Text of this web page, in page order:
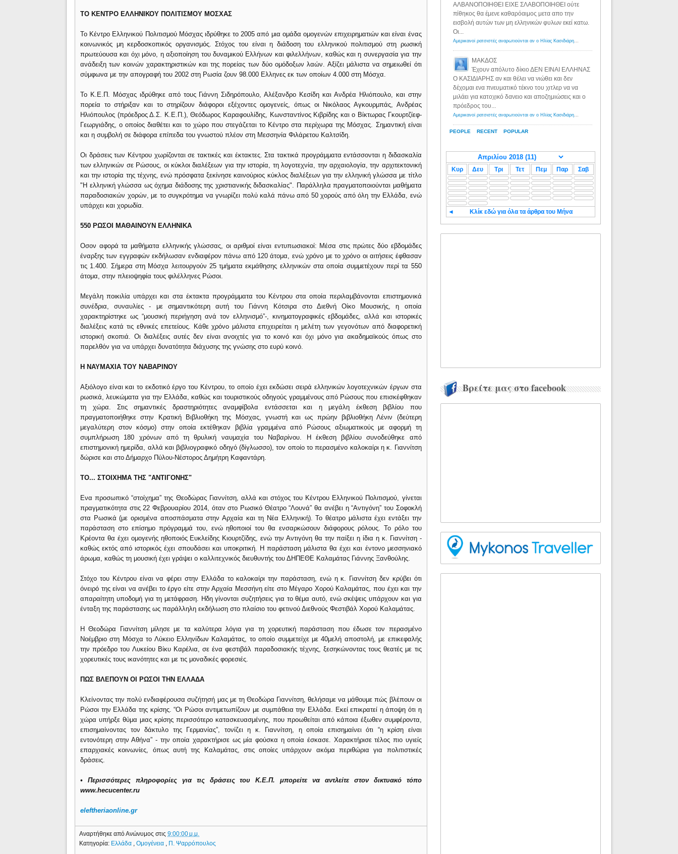
ΤΟ ΚΕΝΤΡΟ ΕΛΛΗΝΙΚΟΥ ΠΟΛΙΤΙΣΜΟΥ ΜΟΣΧΑΣ
Το Κέντρο Ελληνικού Πολιτισμού Μόσχας ιδρύθηκε το 2005 από μια ομάδα ομογενών επιχειρηματιών και είναι ένας
κοινωνικός μη κερδοσκοπικός οργανισμός. Στόχος του είναι η διάδοση του ελληνικού πολιτισμού στη ρωσική
πρωτεύουσα και όχι μόνο, η αξιοποίηση του δυναμικού Ελλήνων και φιλελλήνων, καθώς και η συνεργασία για την
ανάδειξη των κοινών χαρακτηριστικών και της πορείας των δύο ομόδοξων λαών. Αξίζει μάλιστα να σημειωθεί ότι
σύμφωνα με την απογραφή του 2002 στη Ρωσία ζουν 98.000 Ελληνες εκ των οποίων 4.000 στη Μόσχα.
Το Κ.Ε.Π. Μόσχας ιδρύθηκε από τους Γιάννη Σιδηρόπουλο, Αλέξανδρο Κεσίδη και Ανδρέα Ηλιόπουλο, και στην
πορεία το στήριξαν και το στηρίζουν διάφοροι εξέχοντες ομογενείς, όπως οι Νικόλαος Αγκουρμπάς, Ανδρέας
Ηλιόπουλος (πρόεδρος Δ.Σ. Κ.Ε.Π.), Θεόδωρος Καραφουλίδης, Κωνσταντίνος Κιβρίδης και ο Βίκτωρας Γκουρτζίεφ-
Γεωργιάδης, ο οποίος διαθέτει και το χώρο που στεγάζεται το Κέντρο στα περίχωρα της Μόσχας. Σημαντική είναι
και η συμβολή σε διάφορα επίπεδα του γνωστού πλέον στη Μεσσηνία Φιλάρετου Καλτσίδη.
Οι δράσεις των Κέντρου χωρίζονται σε τακτικές και έκτακτες. Στα τακτικά προγράμματα εντάσσονται η διδασκαλία
των ελληνικών σε Ρώσους, οι κύκλοι διαλέξεων για την ιστορία, τη λογοτεχνία, την αρχαιολογία, την αρχιτεκτονική
και την ιστορία της τέχνης, ενώ πρόσφατα ξεκίνησε καινούριος κύκλος διαλέξεων για την ελληνική γλώσσα με τίτλο
"Η ελληνική γλώσσα ως όχημα διάδοσης της χριστιανικής διδασκαλίας". Παράλληλα πραγματοποιούνται μαθήματα
παραδοσιακών χορών, με το συγκρότημα να γνωρίζει πολύ καλά πάνω από 50 χορούς από όλη την Ελλάδα, ενώ
υπάρχει και χορωδία.
550 ΡΩΣΟΙ ΜΑΘΑΙΝΟΥΝ ΕΛΛΗΝΙΚΑ
Οσον αφορά τα μαθήματα ελληνικής γλώσσας, οι αριθμοί είναι εντυπωσιακοί: Μέσα στις πρώτες δύο εβδομάδες
έναρξης των εγγραφών εκδήλωσαν ενδιαφέρον πάνω από 120 άτομα, ενώ χρόνο με το χρόνο οι αιτήσεις έφθασαν
τις 1.400. Σήμερα στη Μόσχα λειτουργούν 25 τμήματα εκμάθησης ελληνικών στα οποία συμμετέχουν περί τα 550
άτομα, στην πλειοψηφία τους φιλέλληνες Ρώσοι.
Μεγάλη ποικιλία υπάρχει και στα έκτακτα προγράμματα του Κέντρου στα οποία περιλαμβάνονται επιστημονικά
συνέδρια, συναυλίες - με σημαντικότερη αυτή του Γιάννη Κότσιρα στο Διεθνή Οίκο Μουσικής, η οποία
χαρακτηρίστηκε ως “μουσική περιήγηση ανά τον ελληνισμό”-, κινηματογραφικές εβδομάδες, αλλά και ιστορικές
διαλέξεις κατά τις εθνικές επετείους. Κάθε χρόνο μάλιστα επιχειρείται η μελέτη των γεγονότων από διαφορετική
ιστορική σκοπιά. Οι διαλέξεις αυτές δεν είναι ανοιχτές για το κοινό και όχι μόνο για ακαδημαϊκούς όπως στο
παρελθόν για να υπάρχει δυνατότητα διάχυσης της γνώσης στο ευρύ κοινό.
Η ΝΑΥΜΑΧΙΑ ΤΟΥ ΝΑΒΑΡΙΝΟΥ
Αξιόλογο είναι και το εκδοτικό έργο του Κέντρου, το οποίο έχει εκδώσει σειρά ελληνικών λογοτεχνικών έργων στα
ρωσικά, λευκώματα για την Ελλάδα, καθώς και τουριστικούς οδηγούς γραμμένους από Ρώσους που επισκέφθηκαν
τη χώρα. Στις σημαντικές δραστηριότητες αναμφίβολα εντάσσεται και η μεγάλη έκθεση βιβλίου που
πραγματοποιήθηκε στην Κρατική Βιβλιοθήκη της Μόσχας, γνωστή και ως πρώην βιβλιοθήκη Λένιν (δεύτερη
μεγαλύτερη στον κόσμο) στην οποία εκτέθηκαν βιβλία γραμμένα από Ρώσους αξιωματικούς με αφορμή τη
συμπλήρωση 180 χρόνων από τη θρυλική ναυμαχία του Ναβαρίνου. Η έκθεση βιβλίου συνοδεύθηκε από
επιστημονική ημερίδα, αλλά και βιβλιογραφικό οδηγό (δίγλωσσο), τον οποίο το περασμένο καλοκαίρι η κ. Γιαννίτση
δώρισε και στο Δήμαρχο Πύλου-Νέστορος Δημήτρη Καφαντάρη.
ΤΟ... ΣΤΟΙΧΗΜΑ ΤΗΣ "ΑΝΤΙΓΟΝΗΣ"
Ενα προσωπικό “στοίχημα” της Θεοδώρας Γιαννίτση, αλλά και στόχος του Κέντρου Ελληνικού Πολιτισμού, γίνεται
πραγματικότητα στις 22 Φεβρουαρίου 2014, όταν στο Ρωσικό Θέατρο “Λουνά” θα ανέβει η “Αντιγόνη” του Σοφοκλή
στα Ρωσικά (με ορισμένα αποσπάσματα στην Αρχαία και τη Νέα Ελληνική). Το θέατρο μάλιστα έχει εντάξει την
παράσταση στο επίσημο πρόγραμμά του, ενώ ηθοποιοί του θα ενσαρκώσουν διάφορους ρόλους. Το ρόλο του
Κρέοντα θα έχει ομογενής ηθοποιός Ευκλείδης Κιουρτζίδης, ενώ την Αντιγόνη θα την παίξει η ίδια η κ. Γιαννίτση -
καθώς εκτός από ιστορικός έχει σπουδάσει και υποκριτική. Η παράσταση μάλιστα θα έχει και έντονο μεσσηνιακό
άρωμα, καθώς τη μουσική έχει γράψει ο καλλιτεχνικός διευθυντής του ΔΗΠΕΘΕ Καλαμάτας Γιάννης Ξανθούλης.
Στόχο του Κέντρου είναι να φέρει στην Ελλάδα το καλοκαίρι την παράσταση, ενώ η κ. Γιαννίτση δεν κρύβει ότι
όνειρό της είναι να ανέβει το έργο είτε στην Αρχαία Μεσσήνη είτε στο Μέγαρο Χορού Καλαμάτας, που έχει και την
απαραίτητη υποδομή για τη μετάφραση. Ηδη γίνονται συζητήσεις για το θέμα αυτό, ενώ σκέψεις υπάρχουν και για
ένταξη της παράστασης ως παράλληλη εκδήλωση στο πλαίσιο του φετινού Διεθνούς Φεστιβάλ Χορού Καλαμάτας.
Η Θεοδώρα Γιαννίτση μίλησε με τα καλύτερα λόγια για τη χορευτική παράσταση που έδωσε τον περασμένο
Νοέμβριο στη Μόσχα το Λύκειο Ελληνίδων Καλαμάτας, το οποίο συμμετείχε με 40μελή αποστολή, με επικεφαλής
την πρόεδρο του Λυκείου Βίκυ Καρέλια, σε ένα φεστιβάλ παραδοσιακής τέχνης, ξεσηκώνοντας τους θεατές με τις
χορευτικές τους ικανότητες και με τις μοναδικές φορεσιές.
ΠΩΣ ΒΛΕΠΟΥΝ ΟΙ ΡΩΣΟΙ ΤΗΝ ΕΛΛΑΔΑ
Κλείνοντας την πολύ ενδιαφέρουσα συζήτησή μας με τη Θεοδώρα Γιαννίτση, θελήσαμε να μάθουμε πώς βλέπουν οι
Ρώσοι την Ελλάδα της κρίσης. “Οι Ρώσοι αντιμετωπίζουν με συμπάθεια την Ελλάδα. Εκεί επικρατεί η άποψη ότι η
χώρα υπήρξε θύμα μιας κρίσης περισσότερο κατασκευασμένης, που προωθείται από κάποια έξωθεν συμφέροντα,
επισημαίνοντας τον δάκτυλο της Γερμανίας”, τονίζει η κ. Γιαννίτση, η οποία επισημαίνει ότι “η κρίση είναι
εντονότερη στην Αθήνα” - την οποία χαρακτήρισε ως μία φούσκα η οποία έσκασε. Χαρακτήρισε τέλος πιο υγιείς
επαρχιακές κοινωνίες, όπως αυτή της Καλαμάτας, στις οποίες υπάρχουν ακόμα περιθώρια για πολιτιστικές
δράσεις.
• Περισσότερες πληροφορίες για τις δράσεις του Κ.Ε.Π. μπορείτε να αντλείτε στον δικτυακό τόπο
www.hecucenter.ru
eleftheriaonline.gr
Αναρτήθηκε απόΑνώνυμοςστις9:00:00 μ.μ.
Κατηγορία: Ελλάδα ,Ομογένεια Π. Ψαρρόπουλος
PEOPLE RECENT POPULAR
ΑΛΒΑΝΟΠΟΙΗΘΕΙ ΕΙΧΕ ΣΛΑΒΟΠΟΙΗΘΕΙ ούτε
πίθηκος θα έμενε καθαρόαιμος μετα απο την
εισβολή αυτών των μη ελληνικών φυλων εκεί κατω.
Οι...
Αμερικανοί ρατσιστές αναρωτιούνται αν ο Ηλίας Κασιδιάρης ανήκει στη λευκή φυλή... - Λόγιος Ερμής
ΜΑΚΔΟΣ
Έχουν απόλυτο δίκιο ΔΕΝ ΕΙΝΑΙ ΕΛΛΗΝΑΣ
Ο ΚΑΣΙΔΙΑΡΗΣ αν και θέλει να νιώθει και δεν
δέχομαι ενα πνευματικό τέκνο του χιτλερ να να
μιλάει για κατοχικό δανειο και αποζημιώσεις και ο
πρόεδρος του...
Αμερικανοί ρατσιστές αναρωτιούνται αν ο Ηλίας Κασιδιάρης ανήκει στη λευκή φυλή... - Λόγιος Ερμής
Κυρ Δευ Τρι Τετ Πεμ Παρ Σαβ
◄ Κλίκ εδώ για όλα τα άρθρα του Μήνα
Βρείτε μας στο facebook